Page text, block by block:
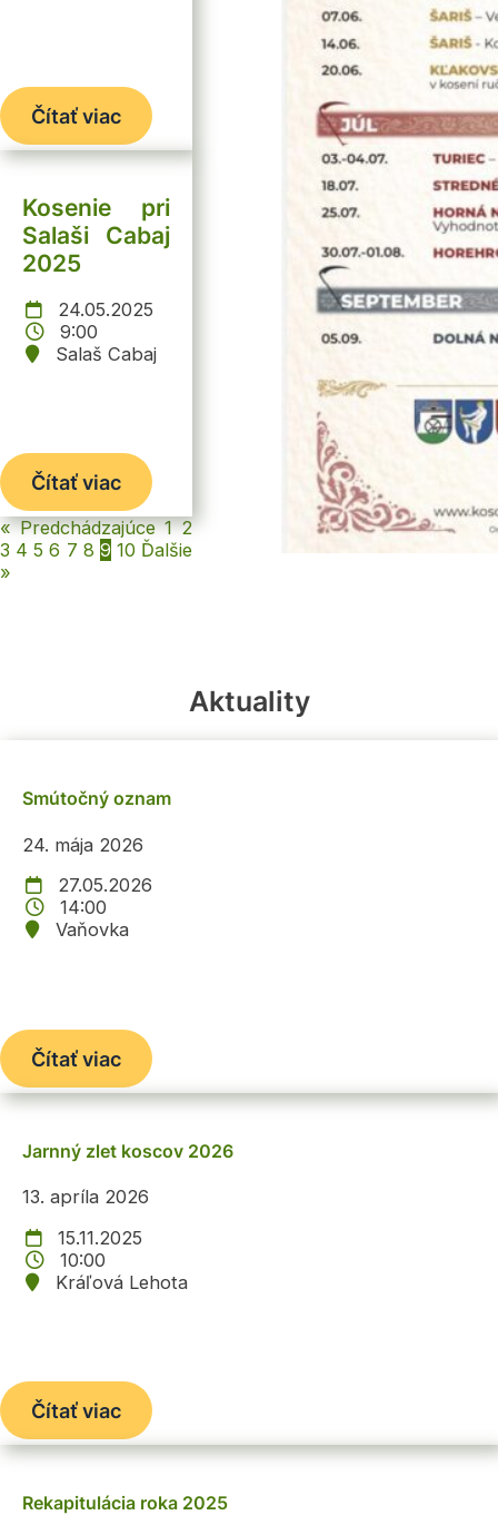
Čítať viac
Kosenie pri
Salaši Cabaj
2025
24.05.2025
9:00
Salaš Cabaj
Čítať viac
« Predchádzajúce 1 2
3 4 5 6 7 8 9 10 Ďalšie
»
Aktuality
Smútočný oznam
24. mája 2026
27.05.2026
14:00
Vaňovka
Čítať viac
Jarnný zlet koscov 2026
13. apríla 2026
15.11.2025
10:00
Kráľová Lehota
Čítať viac
Rekapitulácia roka 2025